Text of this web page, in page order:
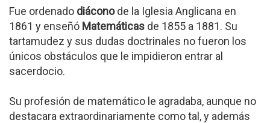
Fue ordenado diáconode la Iglesia Anglicana en
1861 y enseñó Matemáticas de 1855 a 1881. Su
tartamudez y sus dudas doctrinales no fueron los
únicos obstáculos que le impidieron entrar al
sacerdocio.
Su profesión de matemático le agradaba, aunque no
destacara extraordinariamente como tal, y además